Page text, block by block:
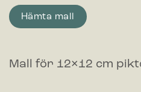
Hämta mall
Mall för 12×12 cm